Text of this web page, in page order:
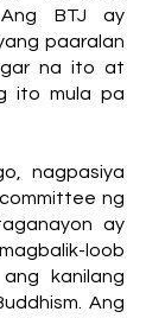
Ang BTJ ay
paaralan
na ito at
ito mula pa
nagpasiya
ng
ay
loob
kanilang
Ang